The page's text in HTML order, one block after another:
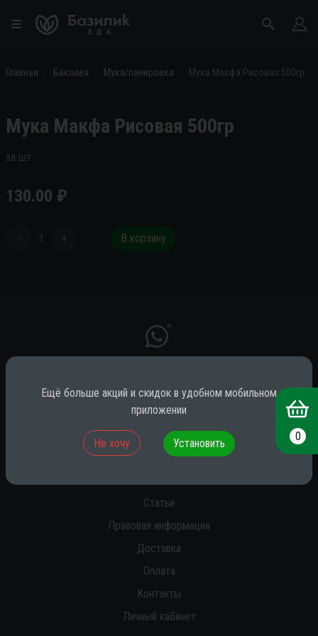
Главная Бакалея Мука/панировка Мука Макфа Рисовая 500гр
Мука Макфа Рисовая 500гр
за шт
130.00 ₽
- 1 + В корзину
*
* принадлежит компании Meta (признана экстремистской на территории
РФ)
О нас
Статьи
Правовая информация
Доставка
Оплата
Контакты
Личный кабинет
0
Ещё больше акций и скидок в удобном мобильном
приложении
Не хочу Установить